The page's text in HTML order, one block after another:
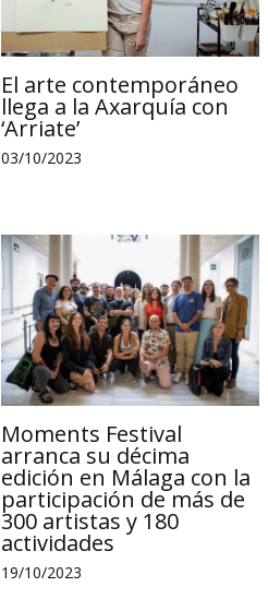
El arte contemporáneo
llega a la Axarquía con
‘Arriate’
03/10/2023
Moments Festival
arranca su décima
edición en Málaga con la
participación de más de
300 artistas y 180
actividades
19/10/2023